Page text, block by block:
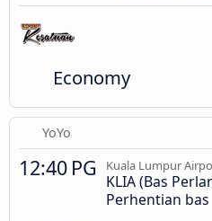
Economy
YoYo
12:40 PG Kuala Lumpur
KLIA (Bas
Perhentian bas